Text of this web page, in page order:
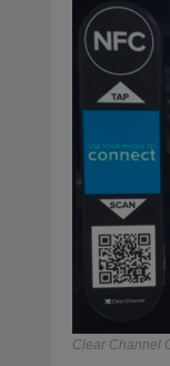
Clear Channel